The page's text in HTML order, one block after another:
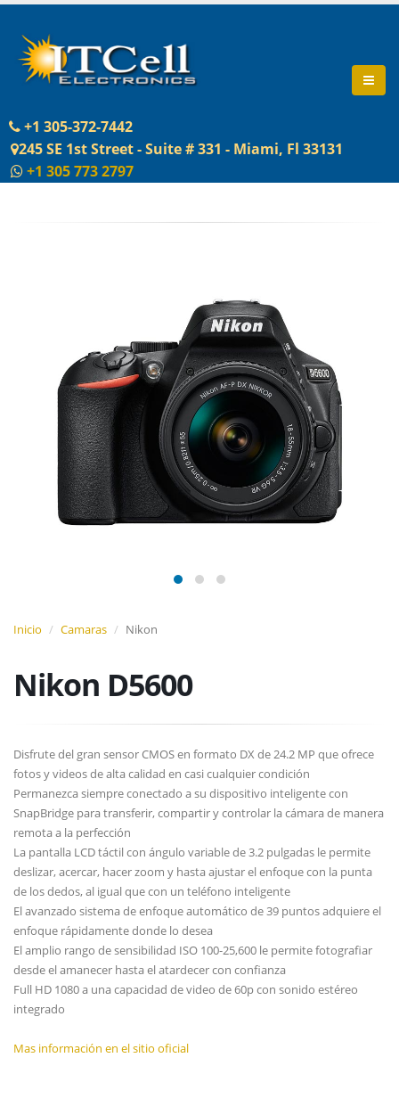
+1 305-372-7442
245 SE 1st Street - Suite # 331 - Miami, Fl 33131
+1 305 773 2797
Inicio Camaras Nikon
Nikon D5600
Disfrute del gran sensor CMOS en formato DX de 24.2 MP que ofrece
fotos y videos de alta calidad en casi cualquier condición
Permanezca siempre conectado a su dispositivo inteligente con
SnapBridge para transferir, compartir y controlar la cámara de manera
remota a la perfección
La pantalla LCD táctil con ángulo variable de 3.2 pulgadas le permite
deslizar, acercar, hacer zoom y hasta ajustar el enfoque con la punta
de los dedos, al igual que con un teléfono inteligente
El avanzado sistema de enfoque automático de 39 puntos adquiere el
enfoque rápidamente donde lo desea
El amplio rango de sensibilidad ISO 100-25,600 le permite fotografiar
desde el amanecer hasta el atardecer con confianza
Full HD 1080 a una capacidad de video de 60p con sonido estéreo
integrado
Mas información en el sitio oficial